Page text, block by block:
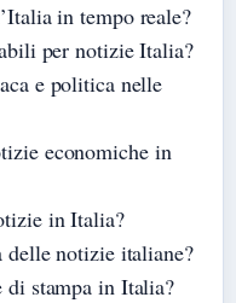
in tempo reale?
per notizie Italia?
e politica nelle
economiche in
in Italia?
notizie italiane?
stampa in Italia?